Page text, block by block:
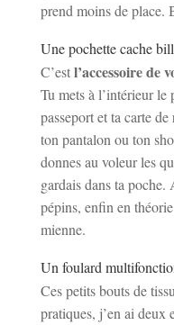
prend moins de place.
Une pochette cache
C’estl’accessoire de
Tu mets à l’intérieur le
passeport et ta carte
ton pantalon ou ton
donnes au voleur les
gardais dans ta poche.
pépins, enfin en
mienne.
Un foulard
Ces petits bouts de
pratiques, j’en ai deux